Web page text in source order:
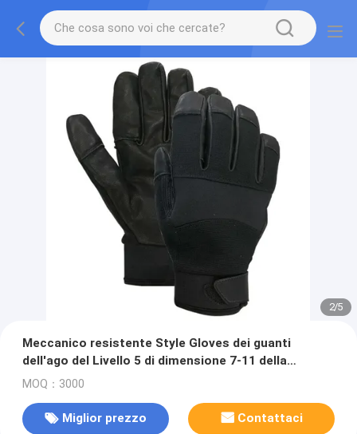
2/5
Meccanico resistente Style Gloves dei guanti
dell'ago del Livello 5 di dimensione 7-11 della
chiusura del Velcro
MOQ：3000
Miglior prezzo Contattaci